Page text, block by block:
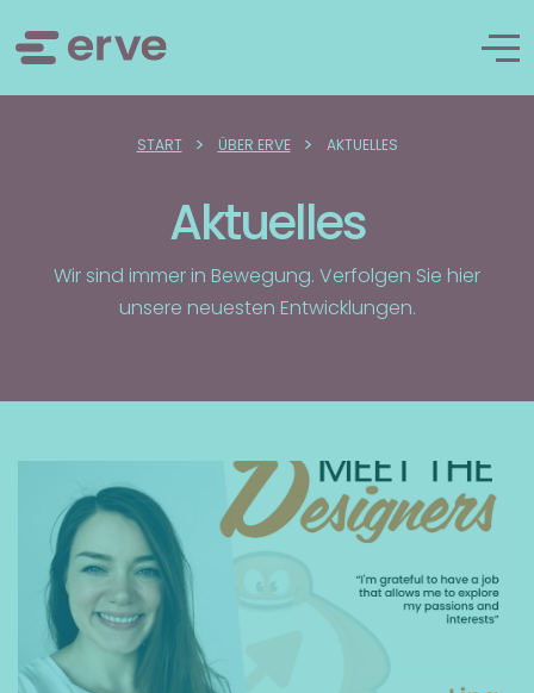
START > ÜBER ERVE > AKTUELLES
Aktuelles
Wir sind immer in Bewegung. Verfolgen Sie hier
unsere neuesten Entwicklungen.